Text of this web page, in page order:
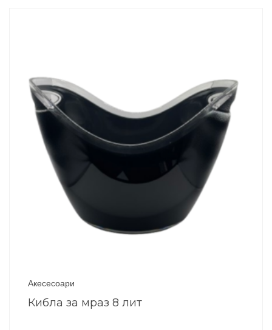
Акесесоари
Кибла за мраз 8 лит